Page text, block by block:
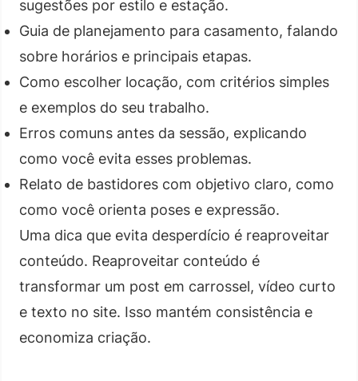
sugestões por estilo e estação.
Guia de planejamento para casamento, falando
sobre horários e principais etapas.
Como escolher locação, com critérios simples
e exemplos do seu trabalho.
Erros comuns antes da sessão, explicando
como você evita esses problemas.
Relato de bastidores com objetivo claro, como
como você orienta poses e expressão.
Uma dica que evita desperdício é reaproveitar
conteúdo. Reaproveitar conteúdo é
transformar um post em carrossel, vídeo curto
e texto no site. Isso mantém consistência e
economiza criação.